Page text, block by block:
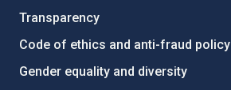
Transparency
Code of ethics and anti-fraud policy
Gender equality and diversity